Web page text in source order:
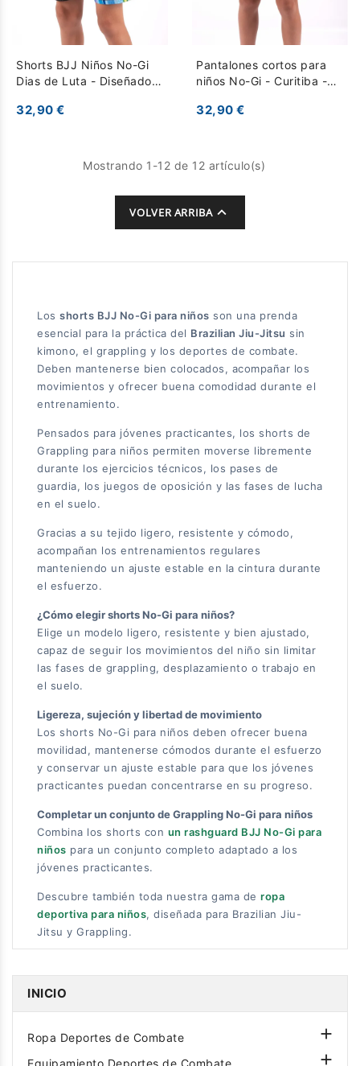
Shorts BJJ Niños No-Gi
Dias de Luta - Diseñados
Intensos - Negro
32,90 €
Pantalones cortos para
niños No-Gi - Curitiba -
32,90 €
Mostrando 1-12 de 12 artículo(s)
VOLVER ARRIBA
Los shorts BJJ No-Gi para niños son una prenda
esencial para la práctica del Brazilian Jiu-Jitsu sin
kimono, el grappling y los deportes de combate.
Deben mantenerse bien colocados, acompañar los
movimientos y ofrecer buena comodidad durante el
entrenamiento.
Pensados para jóvenes practicantes, los shorts de
Grappling para niños permiten moverse libremente
durante los ejercicios técnicos, los pases de
guardia, los juegos de oposición y las fases de lucha
en el suelo.
Gracias a su tejido ligero, resistente y cómodo,
acompañan los entrenamientos regulares
manteniendo un ajuste estable en la cintura durante
el esfuerzo.
¿Cómo elegir shorts No-Gi para niños?
Elige un modelo ligero, resistente y bien ajustado,
capaz de seguir los movimientos del niño sin limitar
las fases de grappling, desplazamiento o trabajo en
el suelo.
Ligereza, sujeción y libertad de movimiento
Los shorts No-Gi para niños deben ofrecer buena
movilidad, mantenerse cómodos durante el esfuerzo
y conservar un ajuste estable para que los jóvenes
practicantes puedan concentrarse en su progreso.
Completar un conjunto de Grappling No-Gi para niños
Combina los shorts con un rashguard BJJ No-Gi para
niños para un conjunto completo adaptado a los
jóvenes practicantes.
Descubre también toda nuestra gama de ropa
deportiva para niños, diseñada para Brazilian Jiu-
Jitsu y Grappling.
INICIO
Ropa Deportes de Combate 
Equipamiento Deportes de Combate 